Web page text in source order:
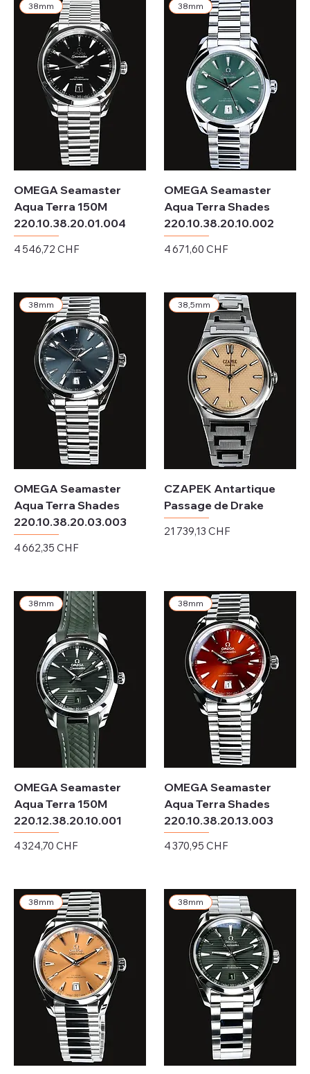
38mm
OMEGA Seamaster
Aqua Terra 150M
220.10.38.20.01.004
Prix
4 546,72 CHF
38mm
OMEGA Seamaster
Aqua Terra Shades
220.10.38.20.10.002
Prix
4 671,60 CHF
38mm
OMEGA Seamaster
Aqua Terra Shades
220.10.38.20.03.003
Prix
4 662,35 CHF
38,5mm
CZAPEK Antartique
Passage de Drake
Prix
21 739,13 CHF
38mm
OMEGA Seamaster
Aqua Terra 150M
220.12.38.20.10.001
Prix
4 324,70 CHF
38mm
OMEGA Seamaster
Aqua Terra Shades
220.10.38.20.13.003
Prix
4 370,95 CHF
38mm 38mm